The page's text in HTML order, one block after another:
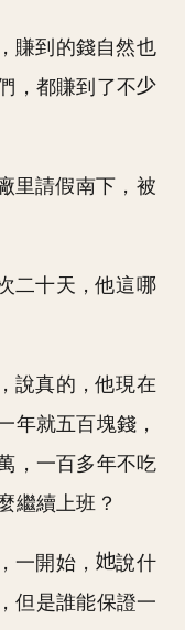
賺到的錢自然也
，都賺到了不
里請假南下，被
二十天，他這哪
說真的，他現在
年就五百塊錢，
，一百多年不吃
繼續上班？
一開始，
說什
但是誰能保證一